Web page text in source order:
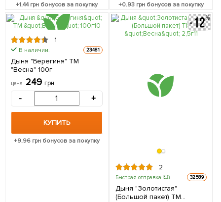
+1.44грн бонусов за покупку +0.93 грн бонусов за покупку
1
В наличии. 23481
Дыня "Берегиня" ТМ
"Весна" 100г
цена 249 грн
- +
КУПИТЬ
+9.96 грн бонусов за покупку
2
Быстрая отправка 32589
Дыня "Золотистая"
(Большой пакет) ТМ